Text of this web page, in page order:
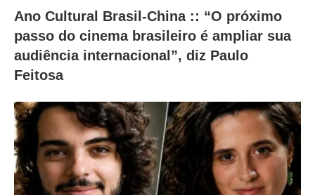
t
e
ú
d
o
a
b
a
i
Ano Cultural Brasil-China :: “O próximo
passo do cinema brasileiro é ampliar sua
audiência internacional”, diz Paulo
Feitosa